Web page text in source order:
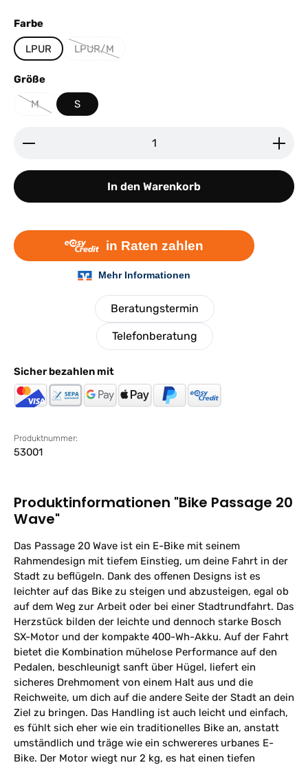
Farbeauswählen
LPUR LPUR/M
(Diese Option ist zurzeit nicht verfügbar.)
Größeauswählen
M
(Diese Option ist zurzeit nicht verfügbar.)
S
Produkt Anzahl: Gib den gewünschten Wert ein
In den Warenkorb
Beratungstermin
Telefonberatung
Sicher bezahlen mit
Produktnummer:
53001
Produktinformationen "Bike Passage 20
Wave"
Das Passage 20 Wave ist ein E-Bike mit seinem
Rahmendesign mit tiefem Einstieg, um deine Fahrt in der
Stadt zu beflügeln. Dank des offenen Designs ist es
leichter auf das Bike zu steigen und abzusteigen, egal ob
auf dem Weg zur Arbeit oder bei einer Stadtrundfahrt. Das
Herzstück bilden der leichte und dennoch starke Bosch
SX-Motor und der kompakte 400-Wh-Akku. Auf der Fahrt
bietet die Kombination mühelose Performance auf den
Pedalen, beschleunigt sanft über Hügel, liefert ein
sicheres Drehmoment von einem Halt aus und die
Reichweite, um dich auf die andere Seite der Stadt an dein
Ziel zu bringen. Das Handling ist auch leicht und einfach,
es fühlt sich eher wie ein traditionelles Bike an, anstatt
umständlich und träge wie ein schwereres urbanes E-
Bike. Der Motor wiegt nur 2 kg, es hat einen tiefen